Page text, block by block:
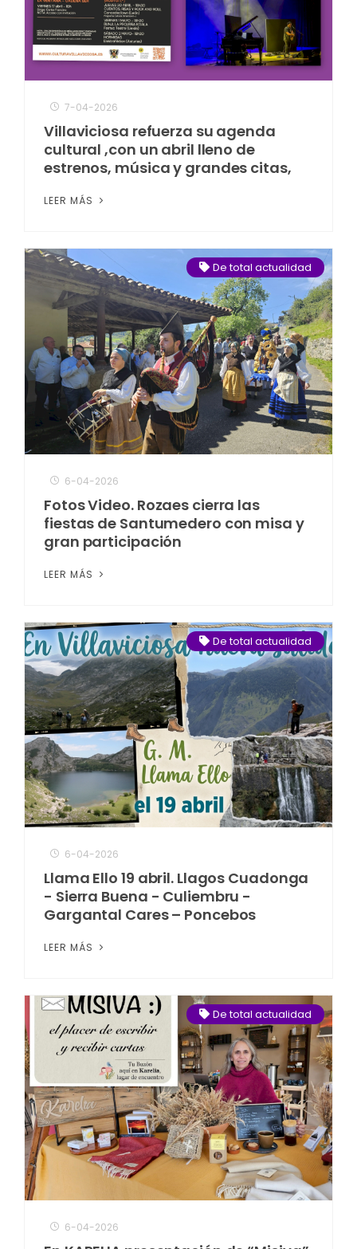
7-04-2026
Villaviciosa refuerza su agenda
cultural ,con un abril lleno de
estrenos, música y grandes citas,
LEER MÁS
De total actualidad
6-04-2026
Fotos Video. Rozaes cierra las
fiestas de Santumedero con misa y
gran participación
LEER MÁS
De total actualidad
6-04-2026
Llama Ello 19 abril. Llagos Cuadonga
- Sierra Buena - Culiembru -
Gargantal Cares – Poncebos
LEER MÁS
De total actualidad
6-04-2026